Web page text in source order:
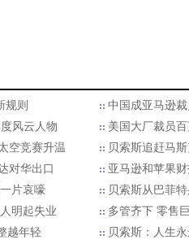
规则
中国成亚马逊
风云人物
美国大厂裁员
空竞赛升温
贝索斯追赶马
对华出口
亚马逊和苹果
片哀嚎
贝索斯从巴菲
明起失业
多管齐下 零售
越年轻
贝索斯：人生